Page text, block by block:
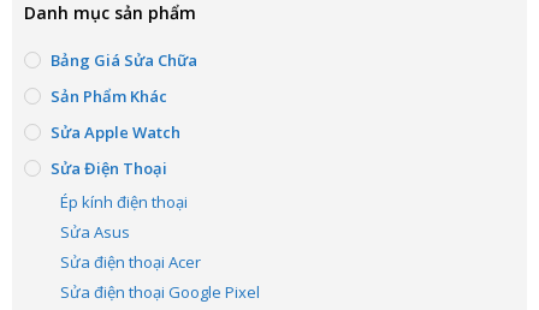
Danh mục sản phẩm
Bảng Giá Sửa Chữa
Sản Phẩm Khác
Sửa Apple Watch
Sửa Điện Thoại
Ép kính điện thoại
Sửa Asus
Sửa điện thoại Acer
Sửa điện thoại Google Pixel